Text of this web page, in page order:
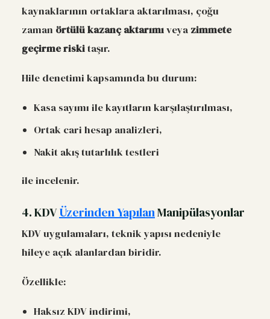
kaynaklarının ortaklara aktarılması, çoğu
zaman örtülü kazanç aktarımıveya zimmete
geçirme riskitaşır.
Hile denetimi kapsamında bu durum:
Kasa sayımı ile kayıtların karşılaştırılması,
Ortak cari hesap analizleri,
Nakit akış tutarlılık testleri
ile incelenir.
4. KDVÜzerinden YapılanManipülasyonlar
KDV uygulamaları, teknik yapısı nedeniyle
hileye açık alanlardan biridir.
Özellikle:
Haksız KDV indirimi,